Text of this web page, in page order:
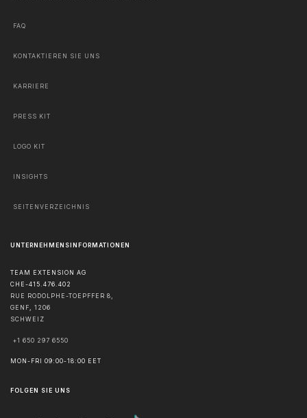
FAQ
KONTAKTIEREN SIE UNS
KARRIERE
PRESS KIT
LOGO KIT
INSIGHTS
SEITENVERZEICHNIS
UNTERNEHMENSINFORMATIONEN
TEAM EXTENSION AG
CHE-415.476.402
RUE RODOLPHE-TOEPFFER 8,
GENF
1206
SCHWEIZ
+1 650 297 6550
MON-FRI 09:00-18:00 EET
FOLGEN SIE UNS